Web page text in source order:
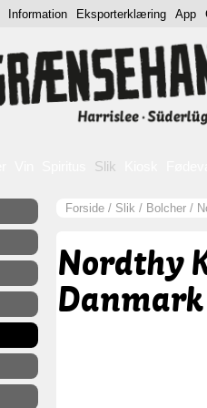
Slik
Forside / Slik / Bolcher /
Nordthy
Information Eksporterklæring App